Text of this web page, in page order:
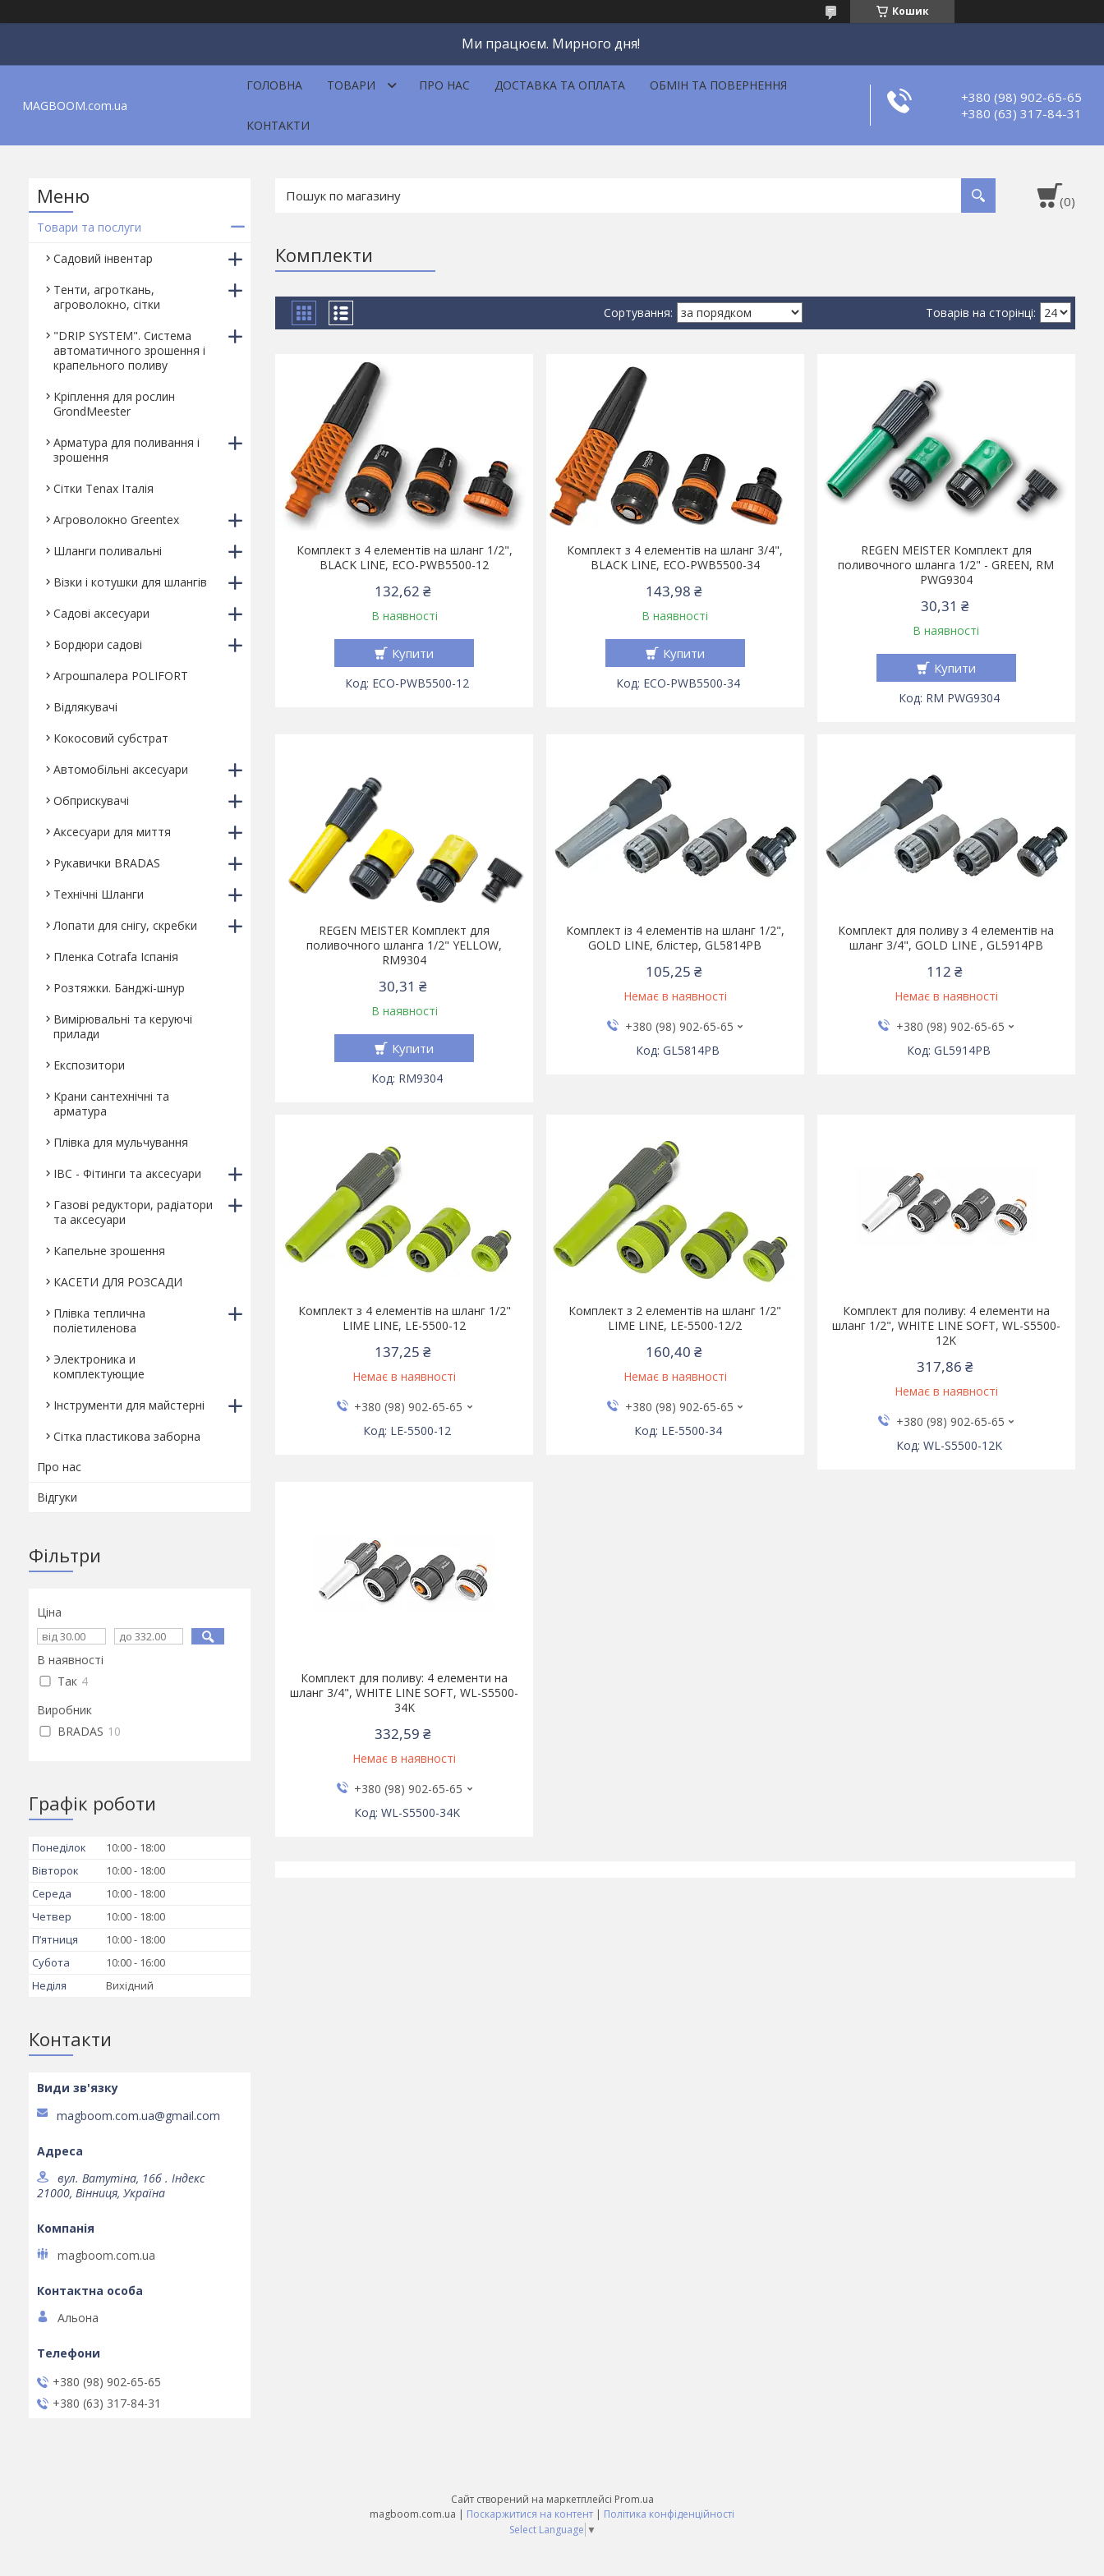
Кошик
Ми працюєм. Мирного дня!
MAGBOOM.com.ua
ГОЛОВНА ТОВАРИ ПРО НАС ДОСТАВКА ТА ОПЛАТА ОБМІН ТА ПОВЕРНЕННЯ
КОНТАКТИ
+380 (98) 902-65-65
+380 (63) 317-84-31
Комплекти
Комплект з 4 елементів на шланг 1/2",
BLACK LINE, ECO-PWB5500-12
132,62 ₴
В наявності
Купити
ECO-PWB5500-12
Комплект з 4 елементів на шланг 3/4",
BLACK LINE, ECO-PWB5500-34
143,98 ₴
В наявності
Купити
ECO-PWB5500-34
REGEN MEISTER Комплект для
поливочного шланга 1/2" - GREEN, RM
PWG9304
30,31 ₴
В наявності
Купити
RM PWG9304
REGEN MEISTER Комплект для
поливочного шланга 1/2" YELLOW,
RM9304
30,31 ₴
В наявності
Купити
RM9304
Комплект із 4 елементів на шланг 1/2",
GOLD LINE, блістер, GL5814PB
105,25 ₴
Немає в наявності
+380 (98) 902-65-65
GL5814PB
Комплект для поливу з 4 елементів на
шланг 3/4", GOLD LINE , GL5914PB
112 ₴
Немає в наявності
+380 (98) 902-65-65
GL5914PB
Комплект з 4 елементів на шланг 1/2"
LIME LINE, LE-5500-12
137,25 ₴
Немає в наявності
+380 (98) 902-65-65
LE-5500-12
Комплект з 2 елементів на шланг 1/2"
LIME LINE, LE-5500-12/2
160,40 ₴
Немає в наявності
+380 (98) 902-65-65
LE-5500-34
Комплект для поливу: 4 елементи на
шланг 1/2", WHITE LINE SOFT, WL-S5500-
12K
317,86 ₴
Немає в наявності
+380 (98) 902-65-65
WL-S5500-12K
Комплект для поливу: 4 елементи на
шланг 3/4", WHITE LINE SOFT, WL-S5500-
34K
332,59 ₴
Немає в наявності
+380 (98) 902-65-65
WL-S5500-34K
Товари та послуги
Садовий інвентар
Тенти, агроткань,
агроволокно, сітки
"DRIP SYSTEM". Система
автоматичного зрошення і
крапельного поливу
Кріплення для рослин
GrondMeester
Арматура для поливання і
зрошення
Сітки Tenax Італія
Агроволокно Greentex
Шланги поливальні
Візки і котушки для шлангів
Садові аксесуари
Бордюри садові
Агрошпалера POLIFORT
Відлякувачі
Кокосовий субстрат
Автомобільні аксесуари
Обприскувачі
Аксесуари для миття
Рукавички BRADAS
Технічні Шланги
Лопати для снігу, скребки
Пленка Cotrafa Іспанія
Розтяжки. Банджі-шнур
Вимірювальні та керуючі
прилади
Експозитори
Крани сантехнічні та
арматура
Плівка для мульчування
IBC - Фітинги та аксесуари
Газові редуктори, радіатори
та аксесуари
Капельне зрошення
КАСЕТИ ДЛЯ РОЗСАДИ
Плівка теплична
поліетиленова
Электроника и
комплектующие
Інструменти для майстерні
Сітка пластикова заборна
Про нас
Відгуки
Фільтри
Ціна
В наявності
Так 4
Виробник
BRADAS 10
Графік роботи
Понеділок 10:00
18:00
Вівторок
10:00
18:00
Середа
10:00
18:00
Четвер
10:00
18:00
Пʼятниця
10:00
18:00
Субота
10:00
16:00
Неділя
Вихідний
Контакти
magboom.com.ua@gmail.com
вул. Ватутіна, 16б . Індекс
21000, Вінниця, Україна
magboom.com.ua
Альона
+380 (98) 902-65-65
+380 (63) 317-84-31
Сайт створений на маркетплейсі Prom.ua
magboom.com.ua | Поскаржитися на контент | Політика конфіденційності
Select Language ▼